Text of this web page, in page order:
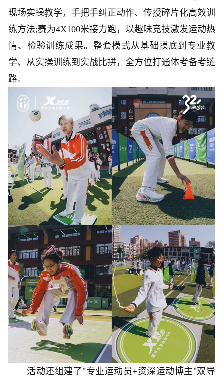
现场实操教学，手把手纠正动作、传授碎片化高效训
练方法;赛为4X100米接力跑，以趣味竞技激发运动热
情、检验训练成果。整套模式从基础摸底到专业教
学、从实操训练到实战比拼，全方位打通体考备考链
路。
活动还组建了"专业运动员+资深运动博主"双导